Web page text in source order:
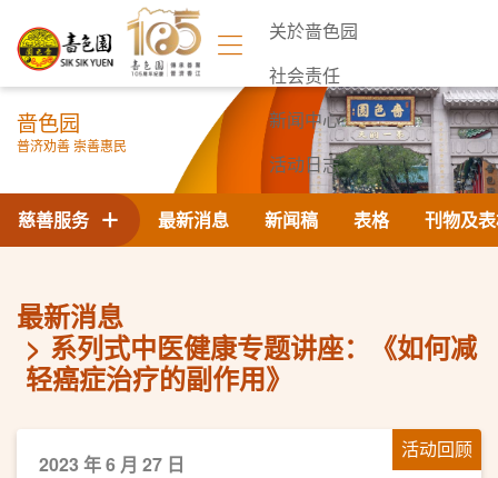
关於啬色园
社会责任
新闻中心
活动日志
联络我们
啬色园
普济劝善 崇善惠民
最新消息 新闻稿 表格 刊物及
慈善服务
最新消息
系列式中医健康专题讲座：《如何减
轻癌症治疗的副作用》
活动回顾
2023 年 6 月 27 日